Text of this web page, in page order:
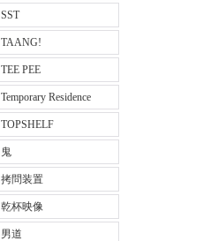
SST
TAANG!
TEE PEE
Temporary Residence
TOPSHELF
鬼
拷問装置
乾杯映像
男道